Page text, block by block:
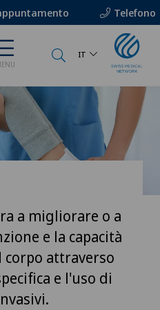
Telefono
IT
a migliorare o a
e la capacità
attraverso
e l'uso di